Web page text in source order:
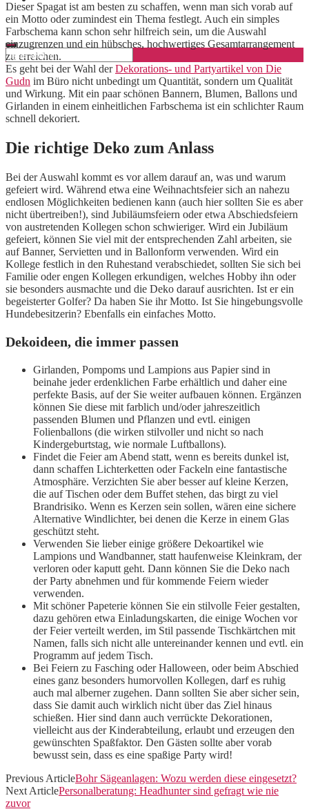
Dieser Spagat ist am besten zu schaffen, wenn man sich vorab auf
ein Motto oder zumindest ein Thema festlegt. Auch ein simples
Farbschema kann schon sehr hilfreich sein, um die Auswahl
einzugrenzen und ein hübsches, hochwertiges Gesamtarrangement
zu erreichen.
Es geht bei der Wahl derDekorations- und Partyartikel von Die
Gudn im Büro nicht unbedingt um Quantität, sondern um Qualität
und Wirkung. Mit ein paar schönen Bannern, Blumen, Ballons und
Girlanden in einem einheitlichen Farbschema ist ein schlichter Raum
schnell dekoriert.
Die richtige Deko zum Anlass
Bei der Auswahl kommt es vor allem darauf an, was und warum
gefeiert wird. Während etwa eine Weihnachtsfeier sich an nahezu
endlosen Möglichkeiten bedienen kann (auch hier sollten Sie es aber
nicht übertreiben!), sind Jubiläumsfeiern oder etwa Abschiedsfeiern
von austretenden Kollegen schon schwieriger. Wird ein Jubiläum
gefeiert, können Sie viel mit der entsprechenden Zahl arbeiten, sie
auf Banner, Servietten und in Ballonform verwenden. Wird ein
Kollege festlich in den Ruhestand verabschiedet, sollten Sie sich bei
Familie oder engen Kollegen erkundigen, welches Hobby ihn oder
sie besonders ausmachte und die Deko darauf ausrichten. Ist er ein
begeisterter Golfer? Da haben Sie ihr Motto. Ist Sie hingebungsvolle
Hundebesitzerin? Ebenfalls ein einfaches Motto.
Dekoideen, die immer passen
Girlanden, Pompoms und Lampions aus Papier sind in
beinahe jeder erdenklichen Farbe erhältlich und daher eine
perfekte Basis, auf der Sie weiter aufbauen können. Ergänzen
können Sie diese mit farblich und/oder jahreszeitlich
passenden Blumen und Pflanzen und evtl. einigen
Folienballons (die wirken stilvoller und nicht so nach
Kindergeburtstag, wie normale Luftballons).
Findet die Feier am Abend statt, wenn es bereits dunkel ist,
dann schaffen Lichterketten oder Fackeln eine fantastische
Atmosphäre. Verzichten Sie aber besser auf kleine Kerzen,
die auf Tischen oder dem Buffet stehen, das birgt zu viel
Brandrisiko. Wenn es Kerzen sein sollen, wären eine sichere
Alternative Windlichter, bei denen die Kerze in einem Glas
geschützt steht.
Verwenden Sie lieber einige größere Dekoartikel wie
Lampions und Wandbanner, statt haufenweise Kleinkram, der
verloren oder kaputt geht. Dann können Sie die Deko nach
der Party abnehmen und für kommende Feiern wieder
verwenden.
Mit schöner Papeterie können Sie ein stilvolle Feier gestalten,
dazu gehören etwa Einladungskarten, die einige Wochen vor
der Feier verteilt werden, im Stil passende Tischkärtchen mit
Namen, falls sich nicht alle untereinander kennen und evtl. ein
Programm auf jedem Tisch.
Bei Feiern zu Fasching oder Halloween, oder beim Abschied
eines ganz besonders humorvollen Kollegen, darf es ruhig
auch mal alberner zugehen. Dann sollten Sie aber sicher sein,
dass Sie damit auch wirklich nicht über das Ziel hinaus
schießen. Hier sind dann auch verrückte Dekorationen,
vielleicht aus der Kinderabteilung, erlaubt und erzeugen den
gewünschten Spaßfaktor. Den Gästen sollte aber vorab
bewusst sein, dass es eine spaßige Party wird!
Previous ArticleBohr Sägeanlagen: Wozu werden diese eingesetzt?
Next ArticlePersonalberatung: Headhunter sind gefragt wie nie
zuvor